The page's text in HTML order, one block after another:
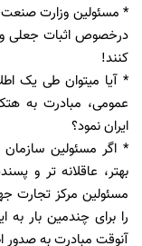
* مسئولین وزارت
درخصوص اثبات جعلی و
کنند!
* آیا میتوان طی یک
عمومی، مبادرت به
ایران نمود؟
* اگر مسئولین
بهتر، عاقلانه تر و
مسئولین مرکز تجارت
را برای چندمین بار به
آنوقت مبادرت به صدور